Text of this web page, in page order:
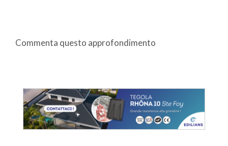
Commenta questo approfondimento